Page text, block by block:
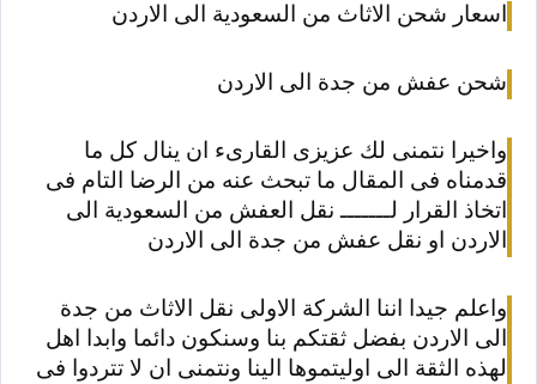
اسعار شحن الاثاث من السعودية الى الاردن
شحن عفش من جدة الى الاردن
واخيرا نتمنى لك عزيزى القارىء ان ينال كل ما
قدمناه فى المقال ما تبحث عنه من الرضا التام فى
اتخاذ القرار لـــــــ نقل العفش من السعودية الى
الاردن او نقل عفش من جدة الى الاردن
واعلم جيدا اننا الشركة الاولى نقل الاثاث من جدة
الى الاردن بفضل ثقتكم بنا وسنكون دائما وابدا اهل
لهذه الثقة الى اوليتموها الينا ونتمنى ان لا تتردوا فى